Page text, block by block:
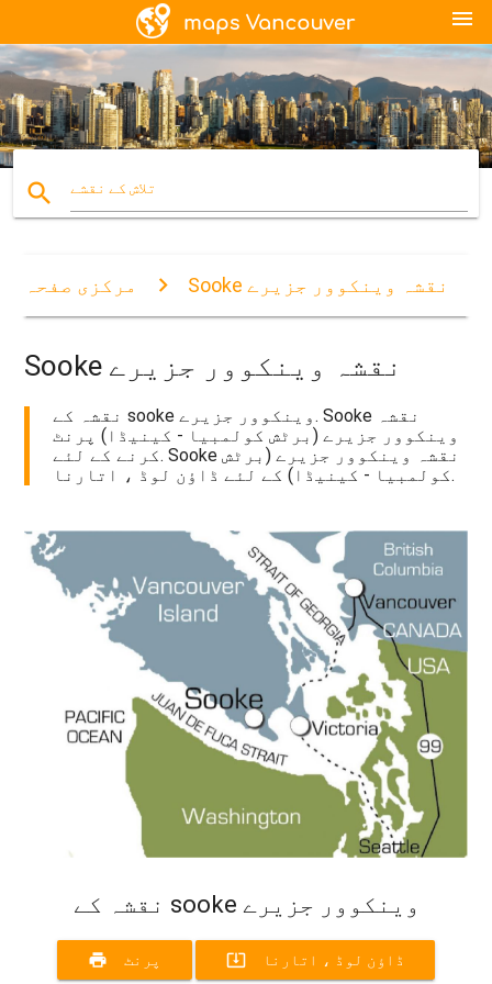
menu
search تلاش کے نقشے
مرکزی صفحہ Sooke نقشہ وینکوور جزیرے
Sooke نقشہ وینکوور جزیرے
نقشہ کے sooke وینکوور جزیرے. Sooke نقشہ
وینکوور جزیرے (برٹش کولمبیا - کینیڈا) پرنٹ
کرنے کے لئے. Sooke نقشہ وینکوور جزیرے (برٹش
کولمبیا - کینیڈا) کے لئے ڈاؤن لوڈ ، اتارنا.
نقشہ کے sooke وینکوور جزیرے
print پرنٹ system_update_alt ڈاؤن لوڈ ، اتارنا